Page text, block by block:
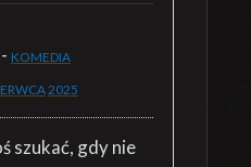
- KOMEDIA
2025
szukać, gdy nie